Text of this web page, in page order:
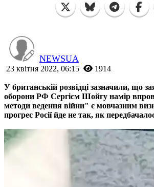
NEWSUA
23 квітня 2022, 06:15 1914
У британській розвідці зазначили, що
оборони РФ Сергієм Шойгу намір
методи ведення війни" є мовчазним
прогрес Росії йде не так, як